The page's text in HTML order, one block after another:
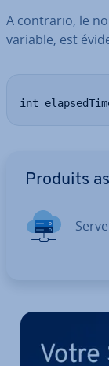
A contrario, le
variable, est
int
Produits